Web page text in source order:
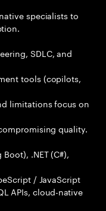
specialists to
SDLC, and
tools (copilots,
limitations focus on
quality.
.NET (C#),
/ JavaScript
APIs, cloud-native